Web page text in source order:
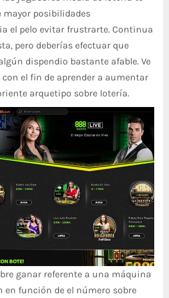
mayor posibilidades
el pelo evitar frustrarte. Continua
pero deberías efectuar que
dispendio bastante afable. Ve
con el fin de aprender a aumentar
arquetipo sobre lotería.
ganar referente a una máquina
en función de el número sobre